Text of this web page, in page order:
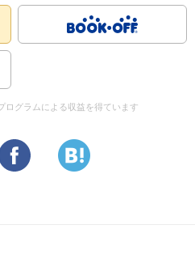
ログラムによる収益を得ています